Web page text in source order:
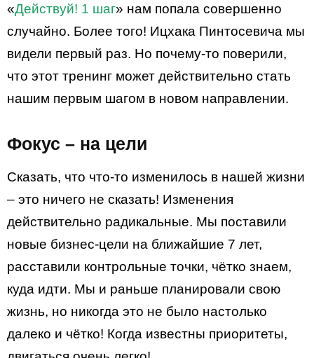
«Действуй! 1 шаг» нам попала совершенно
случайно. Более того! Ицхака Пинтосевича мы
видели первый раз. Но почему-то поверили,
что этот тренинг может действительно стать
нашим первым шагом в новом направлении.
Фокус – на цели
Сказать, что что-то изменилось в нашей жизни
– это ничего не сказать! Изменения
действительно радикальные. Мы поставили
новые бизнес-цели на ближайшие 7 лет,
расставили контрольные точки, чётко знаем,
куда идти. Мы и раньше планировали свою
жизнь, но никогда это не было настолько
далеко и чётко! Когда известны приоритеты,